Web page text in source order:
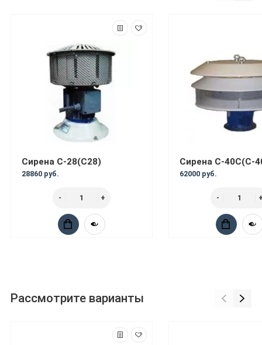
Сирена С-28(С28)
28860 руб.
Сирена С-40С(С-
62000 руб.
Рассмотрите варианты